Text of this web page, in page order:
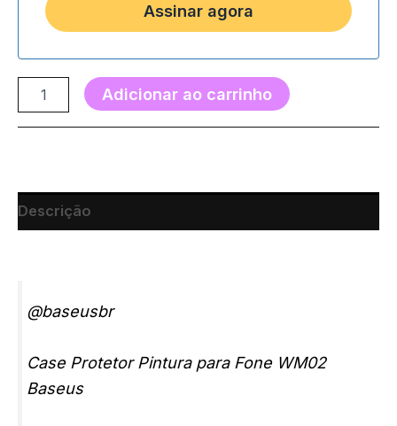
Adicionar ao carrinho
Descrição
@baseusbr
Case Protetor Pintura para Fone WM02
Baseus